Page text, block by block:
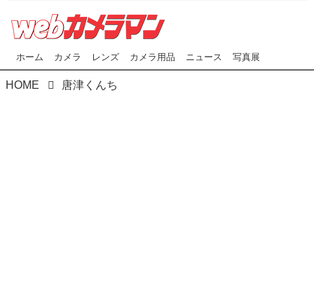
ホーム カメラ レンズ カメラ用品 ニュース 写真展
HOME 唐津くんち